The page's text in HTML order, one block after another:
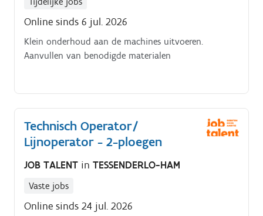
Online sinds 6 jul. 2026
Klein onderhoud aan de machines uitvoeren.
Aanvullen van benodigde materialen
Technisch Operator/
Lijnoperator - 2-ploegen
JOB TALENT in TESSENDERLO-HAM
Vaste jobs
Online sinds 24 jul. 2026